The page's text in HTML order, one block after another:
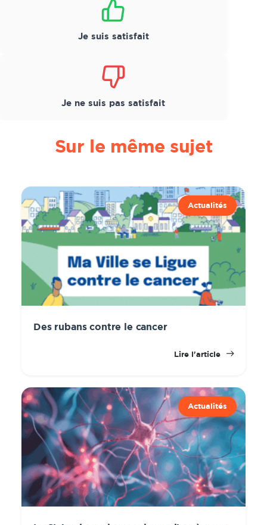
Je suis satisfait
Je ne suis pas satisfait
Sur le même sujet
Actualités
Des rubans contre le cancer
Lire l'article
Actualités